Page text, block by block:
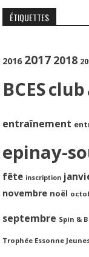
ÉTIQUETTES
2016 2017 2018
BCESclub
entraînement
epinay-
fête inscription
novembre noël
septembre Spin &
Trophée Essonne